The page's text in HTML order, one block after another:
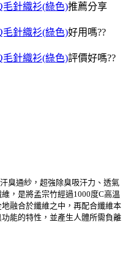
毛針織衫(綠色)推薦分享
毛針織衫(綠色)好用嗎??
毛針織衫(綠色)評價好嗎??
臭通紗，超強除臭吸汗力、透氣
，是將孟宗竹經過1000度C高溫
融合於纖維之中，再配合纖維本
能的特性，並產生人體所需負離